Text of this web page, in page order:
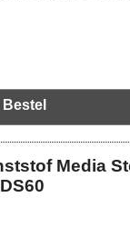
Bestel
Media